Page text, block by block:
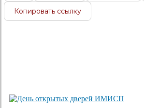
Копировать ссылку